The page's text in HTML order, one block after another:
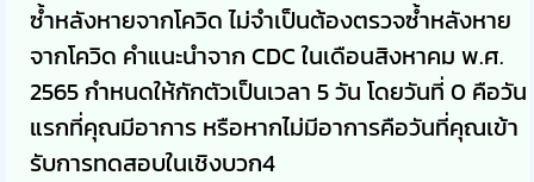
ซ้ำหลังหายจากโควิด ไม่จำเป็นต้องตรวจซ้ำหลังหาย
จากโควิด คำแนะนำจาก CDC ในเดือนสิงหาคม พ.ศ.
2565 กำหนดให้กักตัวเป็นเวลา 5 วัน โดยวันที่ 0 คือวัน
แรกที่คุณมีอาการ หรือหากไม่มีอาการคือวันที่คุณเข้า
รับการทดสอบในเชิงบวก4